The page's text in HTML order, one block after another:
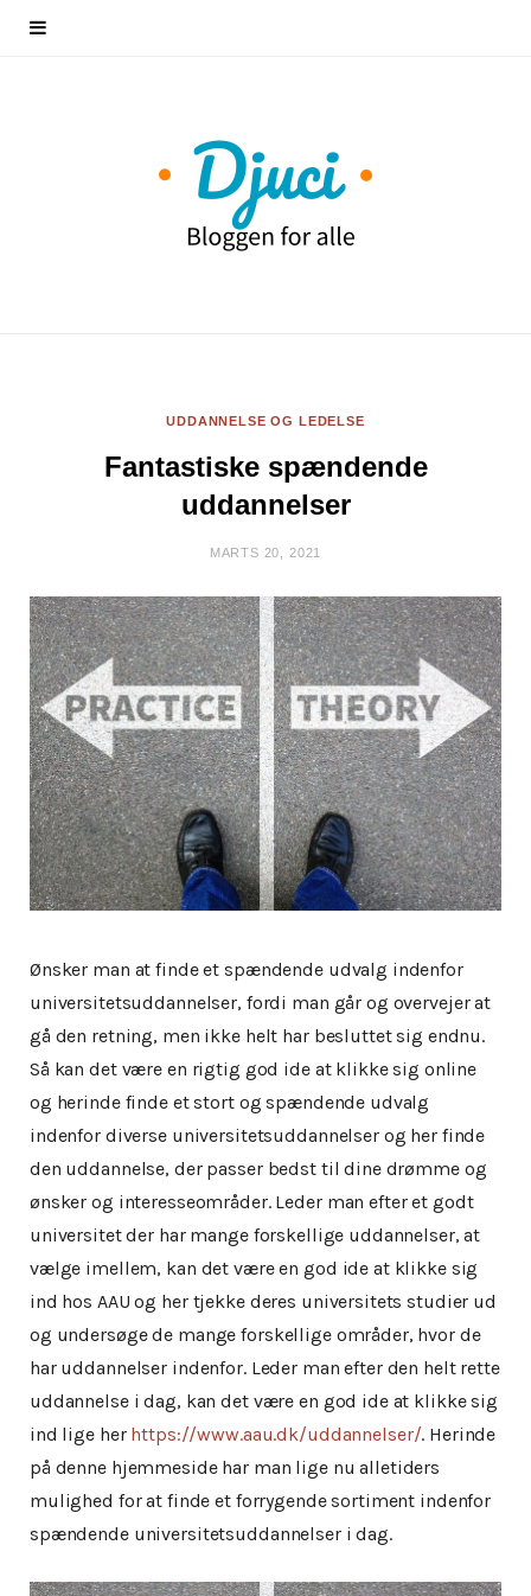
UDDANNELSE OG LEDELSE
Fantastiske spændende
uddannelser
MARTS 20, 2021
Ønsker man at finde et spændende udvalg indenfor
universitetsuddannelser, fordi man går og overvejer at
gå den retning, men ikke helt har besluttet sig endnu.
Så kan det være en rigtig god ide at klikke sig online
og herinde finde et stort og spændende udvalg
indenfor diverse universitetsuddannelser og her finde
den uddannelse, der passer bedst til dine drømme og
ønsker og interesseområder. Leder man efter et godt
universitet der har mange forskellige uddannelser, at
vælge imellem, kan det være en god ide at klikke sig
ind hos AAU og her tjekke deres universitets studier ud
og undersøge de mange forskellige områder, hvor de
har uddannelser indenfor. Leder man efter den helt rette
uddannelse i dag, kan det være en god ide at klikke sig
ind lige her https://www.aau.dk/uddannelser/. Herinde
på denne hjemmeside har man lige nu alletiders
mulighed for at finde et forrygende sortiment indenfor
spændende universitetsuddannelser i dag.